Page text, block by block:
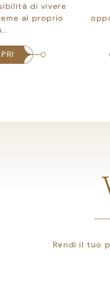
di vivere
al proprio
Rendi il tuo